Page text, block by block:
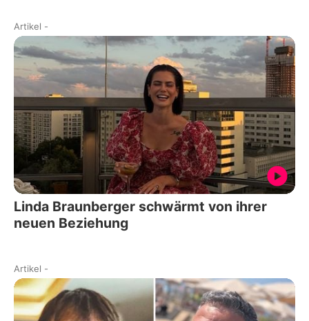
Artikel -
Linda Braunberger schwärmt von ihrer
neuen Beziehung
Artikel -